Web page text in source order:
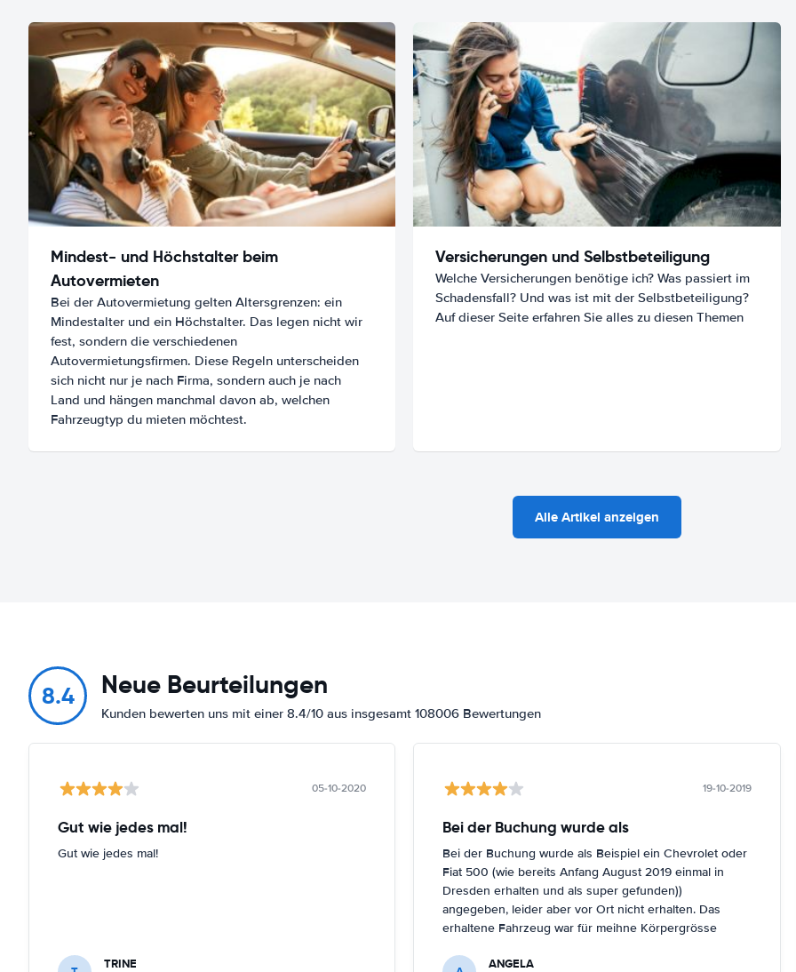
Mindest- und Höchstalter beim
Autovermieten
Bei der Autovermietung gelten Altersgrenzen: ein
Mindestalter und ein Höchstalter. Das legen nicht wir
fest, sondern die verschiedenen
Autovermietungsfirmen. Diese Regeln unterscheiden
sich nicht nur je nach Firma, sondern auch je nach
Land und hängen manchmal davon ab, welchen
Fahrzeugtyp du mieten möchtest.
Versicherungen und Selbstbeteiligung
Welche Versicherungen benötige ich? Was passiert im
Schadensfall? Und was ist mit der Selbstbeteiligung?
Auf dieser Seite erfahren Sie alles zu diesen Themen
Alle Artikel anzeigen
8.4 Neue Beurteilungen
Kunden bewerten uns mit einer 8.4/10 aus insgesamt 108006 Bewertungen
05-10-2020
Gut wie jedes mal!
Gut wie jedes mal!
TRINE
19-10-2019
Bei der Buchung wurde als
Bei der Buchung wurde als Beispiel ein Chevrolet oder
Fiat 500 (wie bereits Anfang August 2019 einmal in
Dresden erhalten und als super gefunden))
angegeben, leider aber vor Ort nicht erhalten. Das
erhaltene Fahrzeug war für meihne Körpergrösse
Schönefeld kein anderes Fahrzeug bekommen.
ANGELA